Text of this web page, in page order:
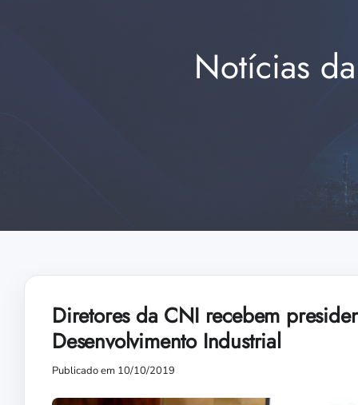
Notícias
Diretores da CNI recebem
Desenvolvimento Industrial
Publicado em 10/10/2019